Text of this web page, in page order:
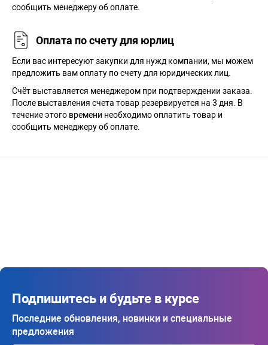
сообщить менеджеру об оплате.
Оплата по счету для юрлиц
Если вас интересуют закупки для нужд компании, мы можем
предложить вам оплату по счету для юридических лиц.
Счёт выставляется менеджером при подтверждении заказа.
После выставления счета товар резервируется на 3 дня. В
течение этого времени необходимо оплатить товар и
сообщить менеджеру об оплате.
Подпишитесь и будьте в курсе
Последние обновления, новинки и специальные
предложения